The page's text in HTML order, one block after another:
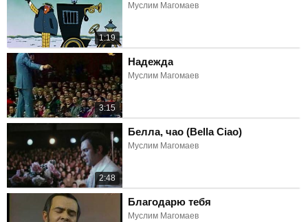
1:19
Муслим Магомаев
3:15
Надежда
Муслим Магомаев
2:48
Белла, чао (Bella Ciao)
Муслим Магомаев
Благодарю тебя
Муслим Магомаев